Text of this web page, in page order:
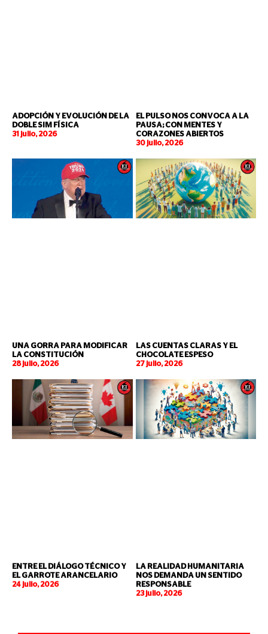
ADOPCIÓN Y EVOLUCIÓN DE LA
DOBLE SIM FÍSICA
31 julio, 2026
EL PULSO NOS CONVOCA A LA
PAUSA; CON MENTES Y
CORAZONES ABIERTOS
30 julio, 2026
UNA GORRA PARA MODIFICAR
LA CONSTITUCIÓN
28 julio, 2026
LAS CUENTAS CLARAS Y EL
CHOCOLATE ESPESO
27 julio, 2026
ENTRE EL DIÁLOGO TÉCNICO Y
EL GARROTE ARANCELARIO
24 julio, 2026
LA REALIDAD HUMANITARIA
NOS DEMANDA UN SENTIDO
RESPONSABLE
23 julio, 2026